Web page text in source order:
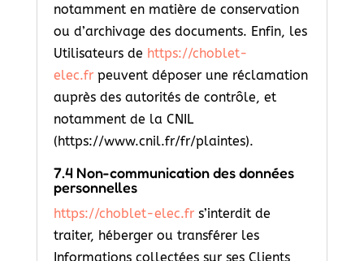
notamment en matière de conservation
ou d’archivage des documents. Enfin, les
Utilisateurs de https://choblet-
elec.fr peuvent déposer une réclamation
auprès des autorités de contrôle, et
notamment de la CNIL
(https://www.cnil.fr/fr/plaintes).
7.4 Non-communication des données
personnelles
https://choblet-elec.fr s’interdit de
traiter, héberger ou transférer les
Informations collectées sur ses Clients